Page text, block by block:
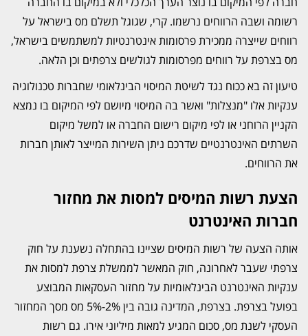
רשומה ושבה הרווחים נרשמו. קרי, שגוגל תשלם מס בישראל על
רווחים שייצרה ממכירת פרסומות אינטרנטיות למשתמשים בישראל,
מס בצרפת על רווחים מפרסומות לגולשים צרפתים וכן הלאה.
טיעון זה בא ככוח נגד לשיטת המיסוי הבינלאומי שחברות טכנולוגיה
ענקיות אלו "מנצלות" ואשר בה המיסוי מיושם לפי המיקום בו נמצא
הקניין הרוחני או לפי מיקום רישום החברה או למשל מיקום
השרתים האינטרנטיים שדרכם ניתן השירות המייצר לאותן חברות
את הרווחים.
הצעת רשות המיסים למסות את מחזור
חברות האינטרנט
אותה הצעה של רשות המיסים שציינו בהתחלה נשענת על חוק
צרפתי שעבר לאחרונה, חוק המאשר לממשלת צרפת למסות את
ענקיות האינטרנט הבינלאומיות על מחזור העסקאות המבוצע
בפועל בצרפת. בצרפת, המדינה גובה בין 2%-5% מס מסך המחזור
העסקי לשנת מס, סכום המגיע למאות מיליוני אירו. גם רשות